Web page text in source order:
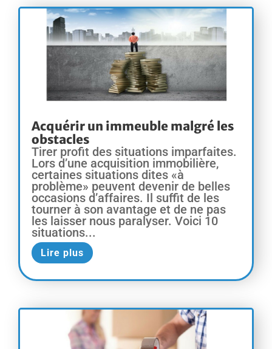
Acquérir un immeuble malgré les
obstacles
Tirer profit des situations imparfaites.
Lors d’une acquisition immobilière,
certaines situations dites «à
problème» peuvent devenir de belles
occasions d’affaires. Il suffit de les
tourner à son avantage et de ne pas
les laisser nous paralyser. Voici 10
situations...
Lire plus